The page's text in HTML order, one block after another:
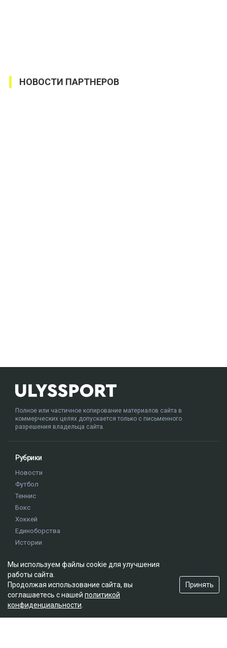
НОВОСТИ ПАРТНЕРОВ
Полное или частичное копирование материалов сайта в
коммерческих целях допускается только с письменного
разрешения владельца сайта.
Рубрики
Новости
Футбол
Теннис
Бокс
Хоккей
Единоборства
Истории
Редакция
О проекте
Правила сайта
Мы используем файлы cookie для улучшения
работы сайта.
Продолжая использование сайта, вы
соглашаетесь с нашей политикой
конфиденциальности
Принять